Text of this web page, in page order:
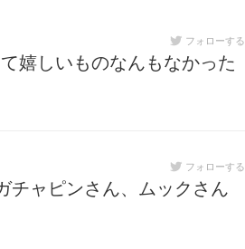
フォローする
嬉しいものなんもなかった
フォローする
チャピンさん、ムックさん